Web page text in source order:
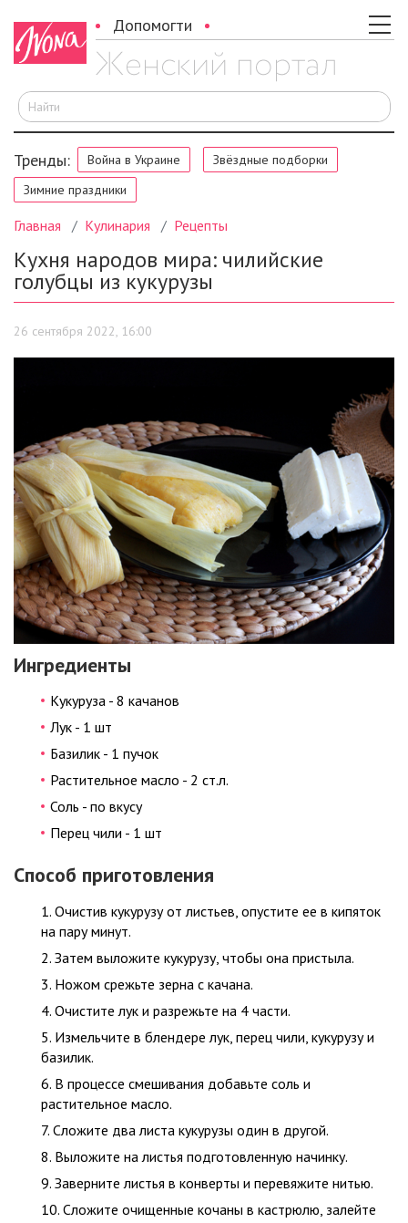
Допомогти
Тренды: Война в Украине
Звёздные подборки
Зимние праздники
Главная Кулинария Рецепты
Кухня народов мира: чилийские
голубцы из кукурузы
26 сентября 2022, 16:00
Ингредиенты
Кукуруза - 8 качанов
Лук - 1 шт
Базилик - 1 пучок
Растительное масло - 2 ст.л.
Соль - по вкусу
Перец чили - 1 шт
Способ приготовления
Очистив кукурузу от листьев, опустите ее в кипяток
на пару минут.
Затем выложите кукурузу, чтобы она пристыла.
Ножом срежьте зерна с качана.
Очистите лук и разрежьте на 4 части.
Измельчите в блендере лук, перец чили, кукурузу и
базилик.
В процессе смешивания добавьте соль и
растительное масло.
Сложите два листа кукурузы один в другой.
Выложите на листья подготовленную начинку.
Заверните листья в конверты и перевяжите нитью.
Сложите очищенные кочаны в кастрюлю, залейте